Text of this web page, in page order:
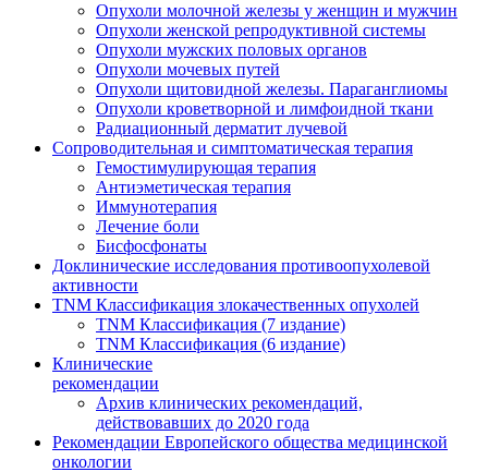
Опухоли молочной железы у женщин и мужчин
Опухоли женской репродуктивной системы
Опухоли мужских половых органов
Опухоли мочевых путей
Опухоли щитовидной железы. Параганглиомы
Опухоли кроветворной и лимфоидной ткани
Радиационный дерматит лучевой
Сопроводительная и симптоматическая терапия
Гемостимулирующая терапия
Антиэметическая терапия
Иммунотерапия
Лечение боли
Бисфосфонаты
Доклинические исследования противоопухолевой
активности
TNM Классификация злокачественных опухолей
TNM Классификация (7 издание)
TNM Классификация (6 издание)
Клинические
рекомендации
Архив клинических рекомендаций,
действовавших до 2020 года
Рекомендации Европейского общества медицинской
онкологии